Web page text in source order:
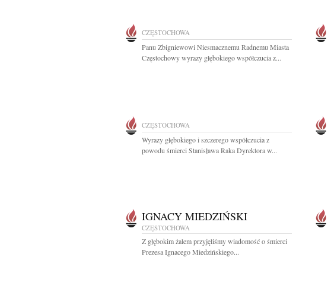
CZĘSTOCHOWA
Panu Zbigniewowi Niesmacznemu Radnemu Miasta
Częstochowy wyrazy głębokiego współczucia z...
CZĘSTOCHOWA
Wyrazy głębokiego i szczerego współczucia z
powodu śmierci Stanisława Raka Dyrektora w...
IGNACY MIEDZIŃSKI
CZĘSTOCHOWA
Z głębokim żalem przyjęliśmy wiadomość o śmierci
Prezesa Ignacego Miedzińskiego...